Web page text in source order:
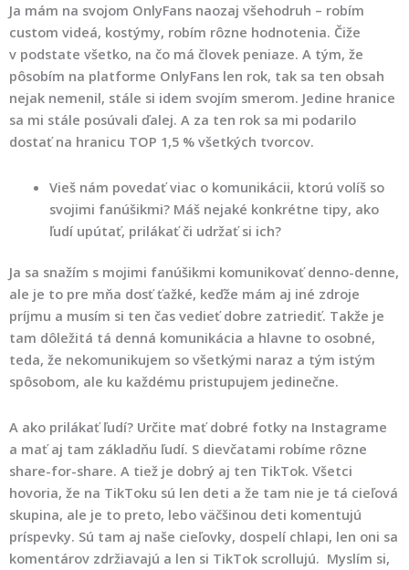
Ja mám na svojom OnlyFans naozaj všehodruh – robím
custom videá, kostýmy, robím rôzne hodnotenia. Čiže
v podstate všetko, na čo má človek peniaze. A tým, že
pôsobím na platforme OnlyFans len rok, tak sa ten obsah
nejak nemenil, stále si idem svojím smerom. Jedine hranice
sa mi stále posúvali ďalej. A za ten rok sa mi podarilo
dostať na hranicu TOP 1,5 % všetkých tvorcov.
Vieš nám povedať viac o komunikácii, ktorú volíš so
svojimi fanúšikmi? Máš nejaké konkrétne tipy, ako
ľudí upútať, prilákať či udržať si ich?
Ja sa snažím s mojimi fanúšikmi komunikovať denno-denne,
ale je to pre mňa dosť ťažké, keďže mám aj iné zdroje
príjmu a musím si ten čas vedieť dobre zatriediť. Takže je
tam dôležitá tá denná komunikácia a hlavne to osobné,
teda, že nekomunikujem so všetkými naraz a tým istým
spôsobom, ale ku každému pristupujem jedinečne.
A ako prilákať ľudí? Určite mať dobré fotky na Instagrame
a mať aj tam základňu ľudí. S dievčatami robíme rôzne
share-for-share. A tiež je dobrý aj ten TikTok. Všetci
hovoria, že na TikToku sú len deti a že tam nie je tá cieľová
skupina, ale je to preto, lebo väčšinou deti komentujú
príspevky. Sú tam aj naše cieľovky, dospelí chlapi, len oni sa
komentárov zdržiavajú a len si TikTok scrollujú. Myslím si,